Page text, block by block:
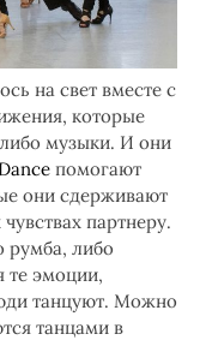
на свет вместе с
которые
музыки. И они
помогают
они сдерживают
партнеру.
румба, либо
те эмоции,
танцуют. Можно
танцами в